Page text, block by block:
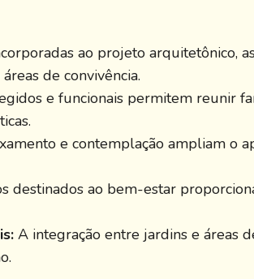
ao projeto arquitetônico,
de convivência.
e funcionais permitem reunir
e contemplação ampliam o
destinados ao bem-estar
A integração entre jardins e áreas